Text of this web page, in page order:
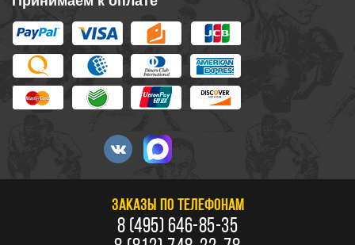
ЗАКАЗЫ ПО ТЕЛЕФОНАМ
8 (495) 646-85-35